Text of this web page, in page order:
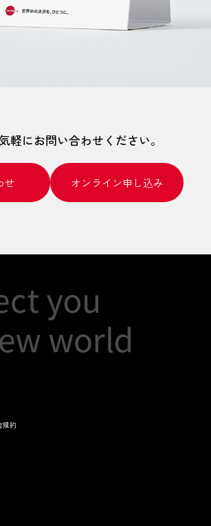
軽にお問い合わせください。
せ オンライン申し込み
規約